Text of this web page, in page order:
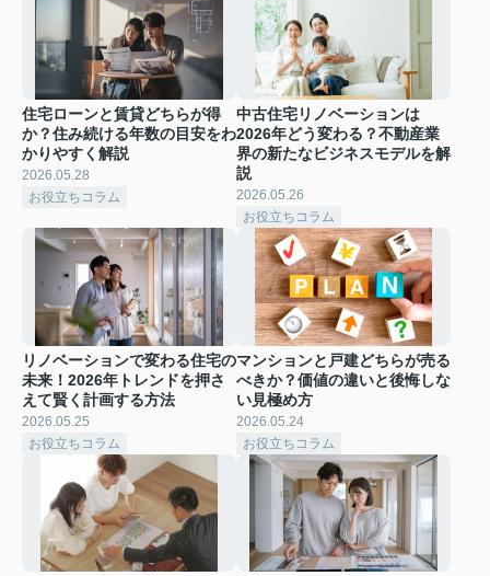
住宅ローンと賃貸どちらが得
か？住み続ける年数の目安をわ
かりやすく解説
2026.05.28
お役立ちコラム
中古住宅リノベーションは
2026年どう変わる？不動産業
界の新たなビジネスモデルを解
説
2026.05.26
お役立ちコラム
リノベーションで変わる住宅の
未来！2026年トレンドを押さ
えて賢く計画する方法
2026.05.25
お役立ちコラム
マンションと戸建どちらが売る
べきか？価値の違いと後悔しな
い見極め方
2026.05.24
お役立ちコラム